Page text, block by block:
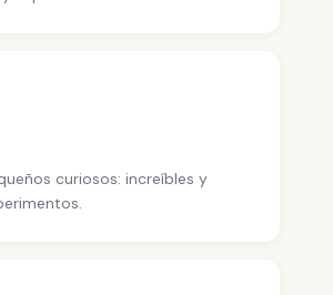
curiosos: increíbles y